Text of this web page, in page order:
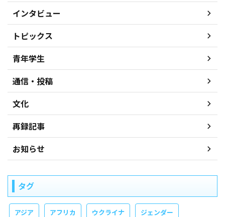
インタビュー
トピックス
青年学生
通信・投稿
文化
再録記事
お知らせ
タグ
アジア アフリカ ウクライナ ジェンダー